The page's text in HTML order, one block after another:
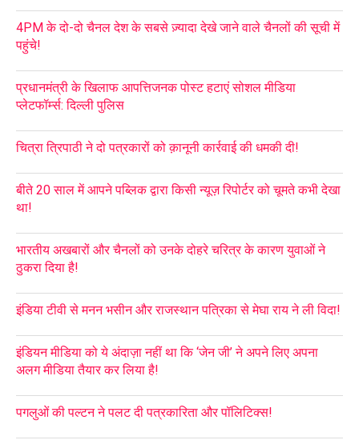
4PM के दो-दो चैनल देश के सबसे ज़्यादा देखे जाने वाले चैनलों की सूची में
पहुंचे!
प्रधानमंत्री के खिलाफ आपत्तिजनक पोस्ट हटाएं सोशल मीडिया
प्लेटफॉर्म्स: दिल्ली पुलिस
चित्रा त्रिपाठी ने दो पत्रकारों को क़ानूनी कार्रवाई की धमकी दी!
बीते 20 साल में आपने पब्लिक द्वारा किसी न्यूज़ रिपोर्टर को चूमते कभी देखा
था!
भारतीय अखबारों और चैनलों को उनके दोहरे चरित्र के कारण युवाओं ने
ठुकरा दिया है!
इंडिया टीवी से मनन भसीन और राजस्थान पत्रिका से मेघा राय ने ली विदा!
इंडियन मीडिया को ये अंदाज़ा नहीं था कि ‘जेन जी’ ने अपने लिए अपना
अलग मीडिया तैयार कर लिया है!
पगलुओं की पल्टन ने पलट दी पत्रकारिता और पॉलिटिक्स!